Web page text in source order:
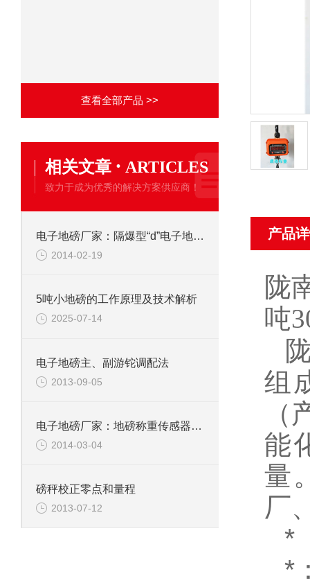
查看全部产品 >>
相关文章 · ARTICLES
致力于成为优秀的解决方案供应商！
电子地磅厂家：隔爆型“d”电子地磅GB3836.2-2000标准要求
2014-02-19
5吨小地磅的工作原理及技术解析
2025-07-14
电子地磅主、副游铊调配法
2013-09-05
电子地磅厂家：地磅称重传感器的防潮以及耐用性介绍
2014-03-04
磅秤校正零点和量程
2013-07-12
产品
陇
吨
组
能
量
厂
*
*